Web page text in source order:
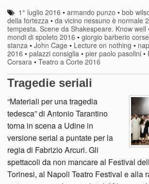
1° luglio 2016 •armando punzo •bob
della fortezza • da vicino nessuno è normale
tempesta. Scene da Shakespeare. Know well
mondi di spoleto 2016 • giorgio barberio
stanza • John Cage • Lecture on nothing •
2016 • palazzi consiglia • pier paolo pasolini •
Corsara • Teatro a Corte 2016
Tragedie seriali
“Materiali per una tragedia
tedesca” di Antonio Tarantino
torna in scena a Udine in
versione serial a puntate per la
regia di Fabrizio Arcuri. Gli
spettacoli da non mancare al Festival
Torinesi, al Napoli Teatro Festival e alla